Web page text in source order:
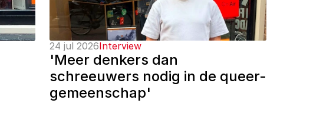
24 jul 2026Interview
'Meer denkers dan
schreeuwers nodig in de queer-
gemeenschap'